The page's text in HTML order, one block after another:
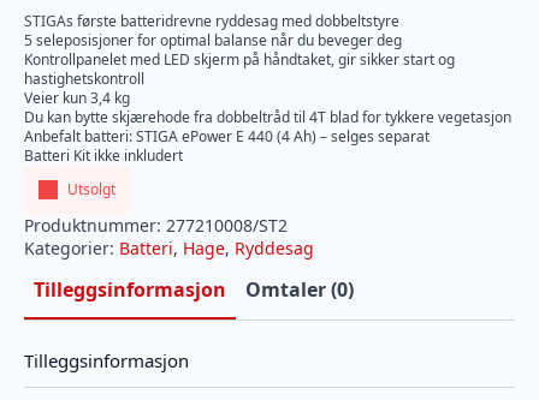
STIGAs første batteridrevne ryddesag med dobbeltstyre
5 seleposisjoner for optimal balanse når du beveger deg
Kontrollpanelet med LED skjerm på håndtaket, gir sikker start og
hastighetskontroll
Veier kun 3,4 kg
Du kan bytte skjærehode fra dobbeltråd til 4T blad for tykkere vegetasjon
Anbefalt batteri: STIGA ePower E 440 (4 Ah) – selges separat
Batteri Kit ikke inkludert
Utsolgt
Produktnummer: 277210008/ST2
Kategorier: Batteri, Hage, Ryddesag
Tilleggsinformasjon Omtaler (0)
Tilleggsinformasjon